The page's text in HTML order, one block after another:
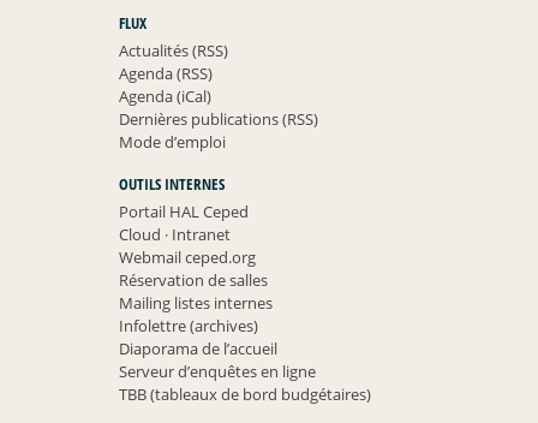
FLUX
Actualités (RSS)
Agenda (RSS)
Agenda (iCal)
Dernières publications (RSS)
Mode d’emploi
OUTILS INTERNES
Portail HAL Ceped
Cloud ·Intranet
Webmail ceped.org
Réservation de salles
Mailing listes internes
Infolettre (archives)
Diaporama de l’accueil
Serveur d’enquêtes en ligne
TBB (tableaux de bord budgétaires)